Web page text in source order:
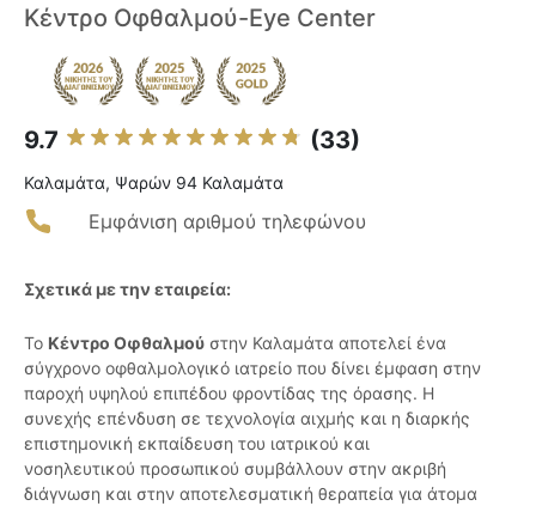
Κέντρο Οφθαλμού-Eye Center
9.7 (33)
Καλαμάτα, Ψαρών 94 Καλαμάτα
Εμφάνιση αριθμού τηλεφώνου
Σχετικά με την εταιρεία:
Το Κέντρο Οφθαλμού στην Καλαμάτα αποτελεί ένα
σύγχρονο οφθαλμολογικό ιατρείο που δίνει έμφαση στην
παροχή υψηλού επιπέδου φροντίδας της όρασης. Η
συνεχής επένδυση σε τεχνολογία αιχμής και η διαρκής
επιστημονική εκπαίδευση του ιατρικού και
νοσηλευτικού προσωπικού συμβάλλουν στην ακριβή
διάγνωση και στην αποτελεσματική θεραπεία για άτομα